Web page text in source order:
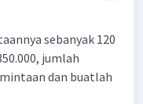
sebanyak 120
jumlah
dan buatlah